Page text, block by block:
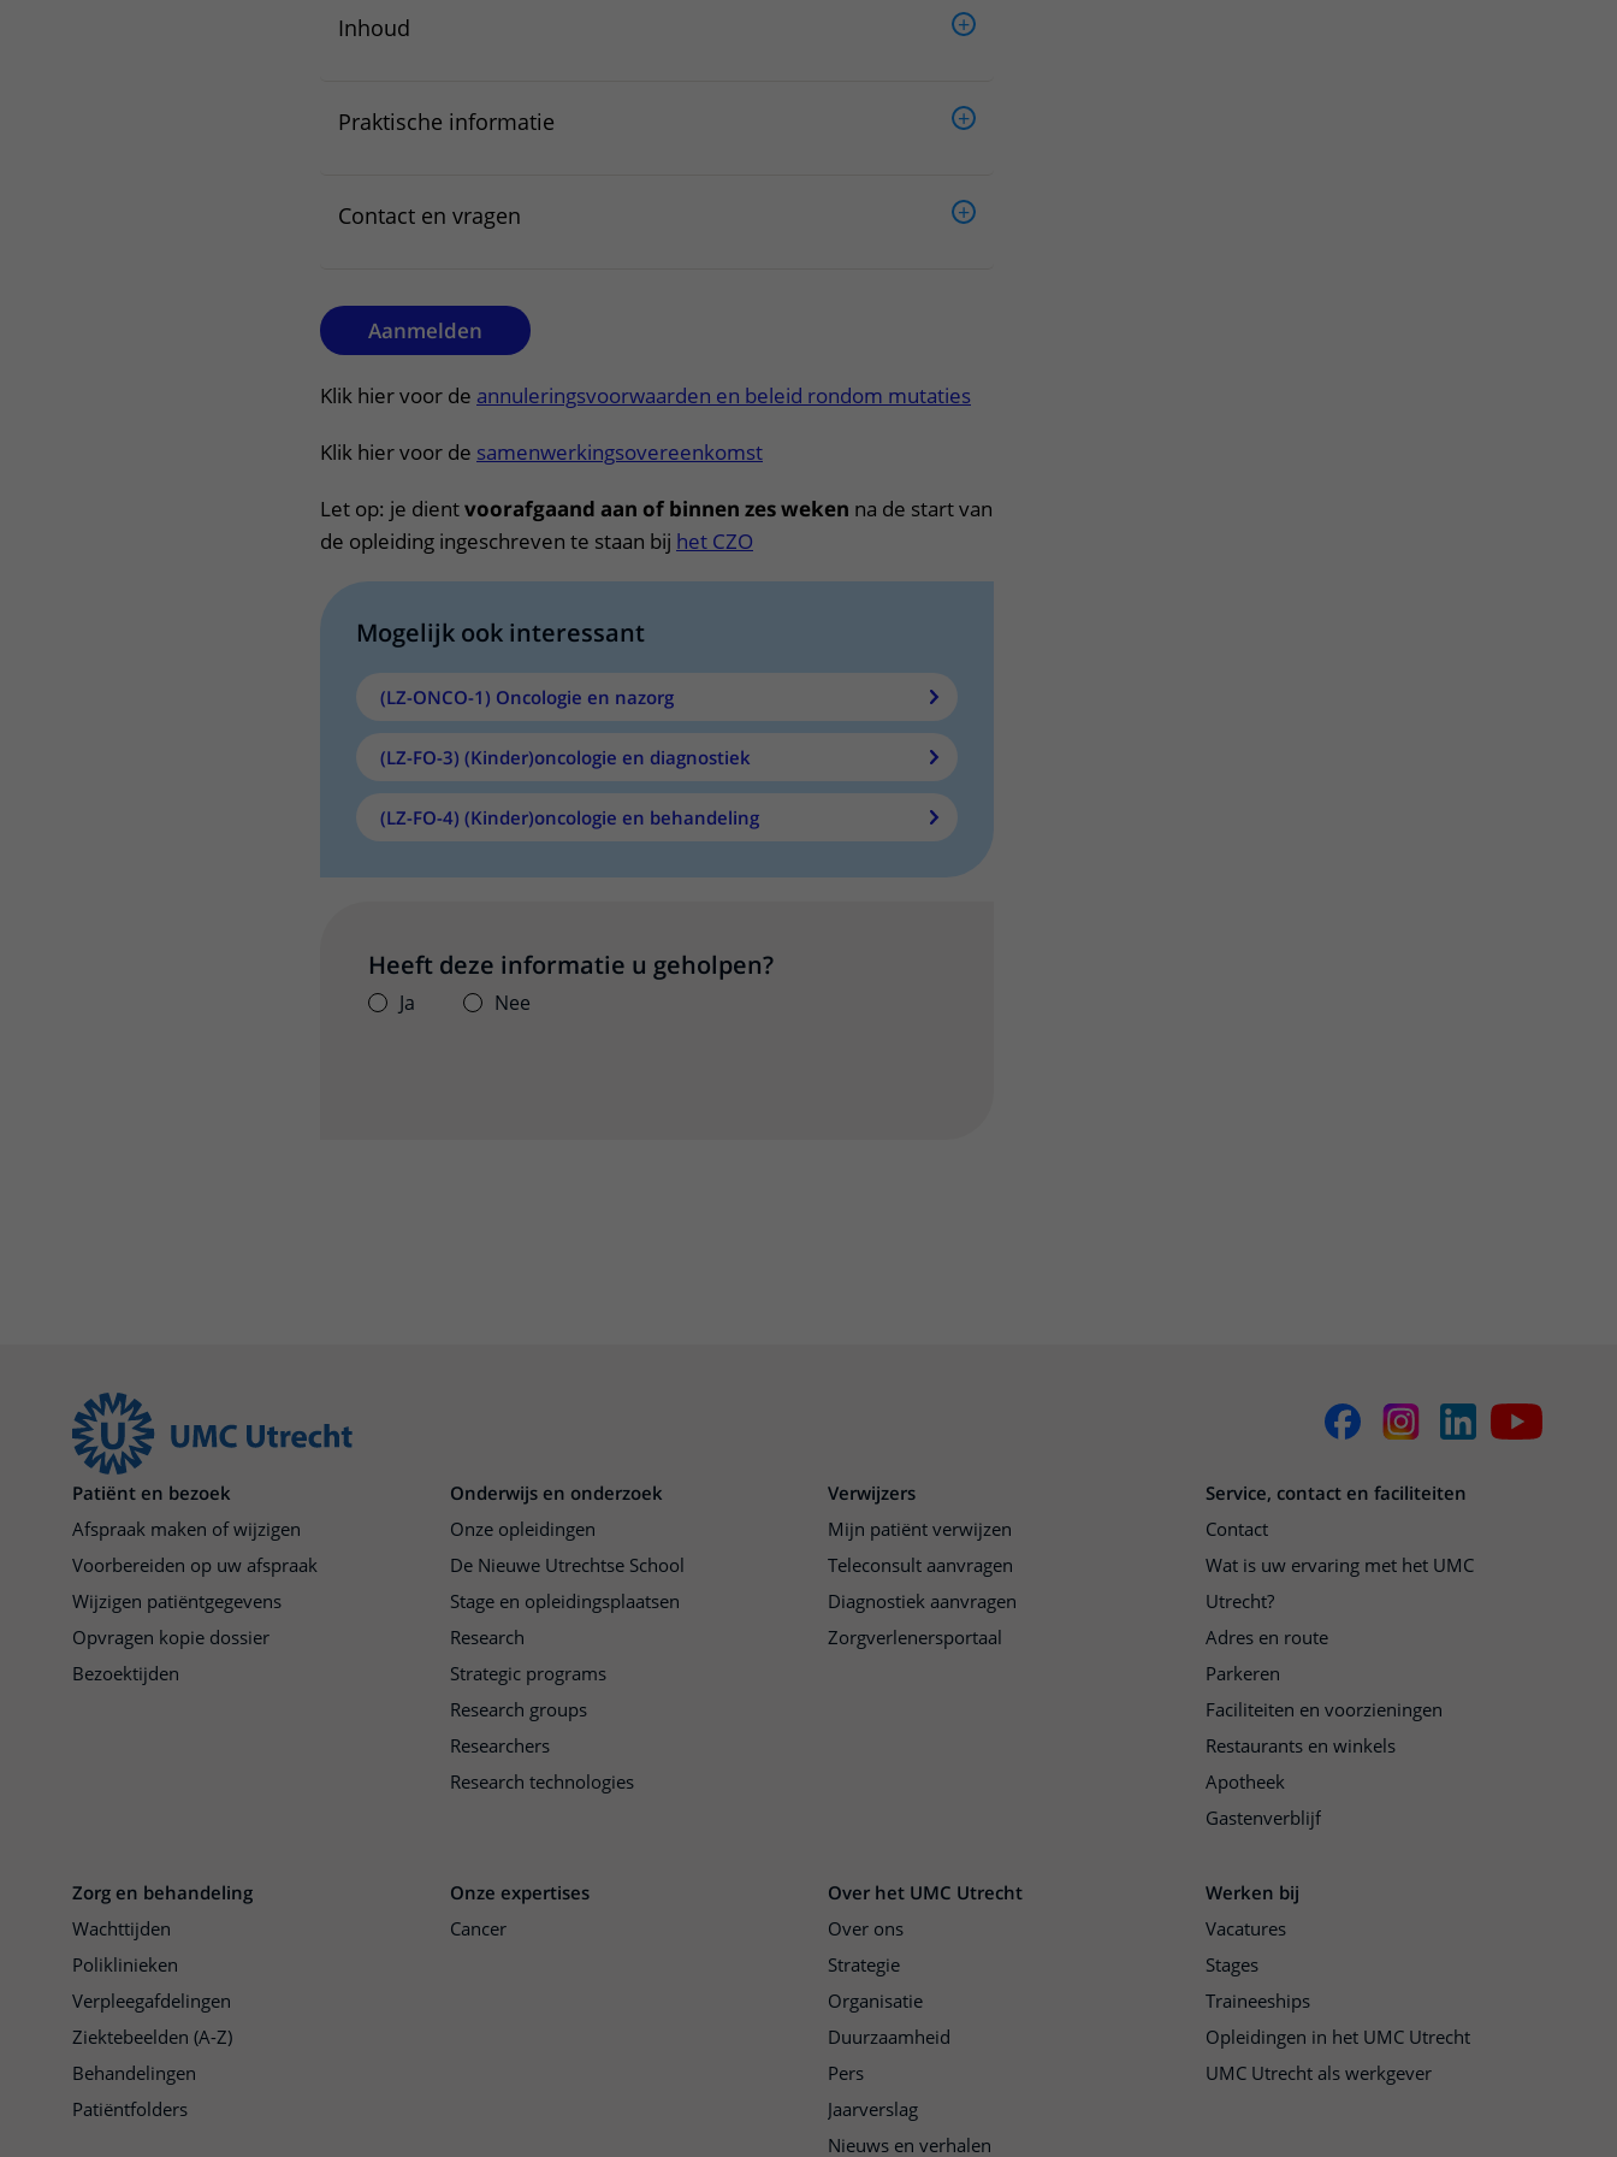
Inhoud
Praktische informatie
Contact en vragen
Aanmelden
Klik hier voor de annuleringsvoorwaarden en beleid rondom mutaties
Klik hier voor de samenwerkingsovereenkomst
Let op: je dientvoorafgaand aan of binnen zes weken na de start van
de opleiding ingeschreven te staan bij het CZO
Mogelijk ook interessant
(LZ-ONCO-1) Oncologie en nazorg
(LZ-FO-3) (Kinder)oncologie en diagnostiek
(LZ-FO-4) (Kinder)oncologie en behandeling
Heeft deze informatie u geholpen?
Ja Nee
Patiënt en bezoek
Afspraak maken of wijzigen
Voorbereiden op uw afspraak
Wijzigen patiëntgegevens
Opvragen kopie dossier
Bezoektijden
Onderwijs en onderzoek
Onze opleidingen
De Nieuwe Utrechtse School
Stage en opleidingsplaatsen
Research
Strategic programs
Research groups
Researchers
Research technologies
Verwijzers
Mijn patiënt verwijzen
Teleconsult aanvragen
Diagnostiek aanvragen
Zorgverlenersportaal
Service, contact en faciliteiten
Contact
Wat is uw ervaring met het UMC
Utrecht?
Adres en route
Parkeren
Faciliteiten en voorzieningen
Restaurants en winkels
Apotheek
Gastenverblijf
Zorg en behandeling
Wachttijden
Poliklinieken
Verpleegafdelingen
Ziektebeelden (A-Z)
Behandelingen
Patiëntfolders
Onze expertises
Cancer
Over het UMC Utrecht
Over ons
Strategie
Organisatie
Duurzaamheid
Pers
Jaarverslag
Nieuws en verhalen
Werken bij
Vacatures
Stages
Traineeships
Opleidingen in het UMC Utrecht
UMC Utrecht als werkgever